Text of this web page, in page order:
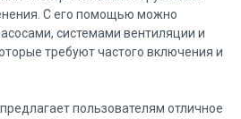
С его помощью можно
системами вентиляции и
требуют частого включения и
пользователям отличное